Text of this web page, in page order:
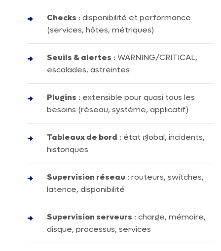
Checks : disponibilité et performance
(services, hôtes, métriques)
Seuils & alertes : WARNING/CRITICAL,
escalades, astreintes
Plugins : extensible pour quasi tous les
besoins (réseau, système, applicatif)
Tableaux de bord : état global, incidents,
historiques
Supervision réseau : routeurs, switches,
latence, disponibilité
Supervision serveurs : charge, mémoire,
disque, processus, services